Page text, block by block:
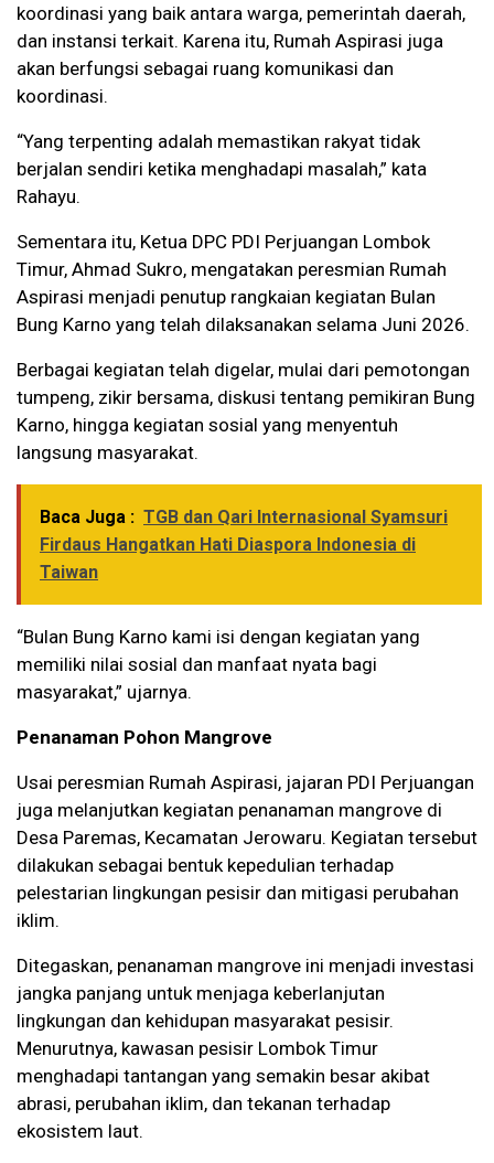
koordinasi yang baik antara warga, pemerintah daerah,
dan instansi terkait. Karena itu, Rumah Aspirasi juga
akan berfungsi sebagai ruang komunikasi dan
koordinasi.
“Yang terpenting adalah memastikan rakyat tidak
berjalan sendiri ketika menghadapi masalah,” kata
Rahayu.
Sementara itu, Ketua DPC PDI Perjuangan Lombok
Timur, Ahmad Sukro, mengatakan peresmian Rumah
Aspirasi menjadi penutup rangkaian kegiatan Bulan
Bung Karno yang telah dilaksanakan selama Juni 2026.
Berbagai kegiatan telah digelar, mulai dari pemotongan
tumpeng, zikir bersama, diskusi tentang pemikiran Bung
Karno, hingga kegiatan sosial yang menyentuh
langsung masyarakat.
Baca Juga : TGB dan Qari Internasional Syamsuri
Firdaus Hangatkan Hati Diaspora Indonesia di
Taiwan
“Bulan Bung Karno kami isi dengan kegiatan yang
memiliki nilai sosial dan manfaat nyata bagi
masyarakat,” ujarnya.
Penanaman Pohon Mangrove
Usai peresmian Rumah Aspirasi, jajaran PDI Perjuangan
juga melanjutkan kegiatan penanaman mangrove di
Desa Paremas, Kecamatan Jerowaru. Kegiatan tersebut
dilakukan sebagai bentuk kepedulian terhadap
pelestarian lingkungan pesisir dan mitigasi perubahan
iklim.
Ditegaskan, penanaman mangrove ini menjadi investasi
jangka panjang untuk menjaga keberlanjutan
lingkungan dan kehidupan masyarakat pesisir.
Menurutnya, kawasan pesisir Lombok Timur
menghadapi tantangan yang semakin besar akibat
abrasi, perubahan iklim, dan tekanan terhadap
ekosistem laut.